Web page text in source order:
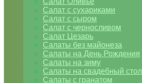
Салат с сухариками
Салат с сыром
Салат с черносливом
Салат Цезарь
Салаты без майонеза
Салаты на День Рождения
Салаты на зиму
Салаты на свадебный стол
Салаты с гранатом